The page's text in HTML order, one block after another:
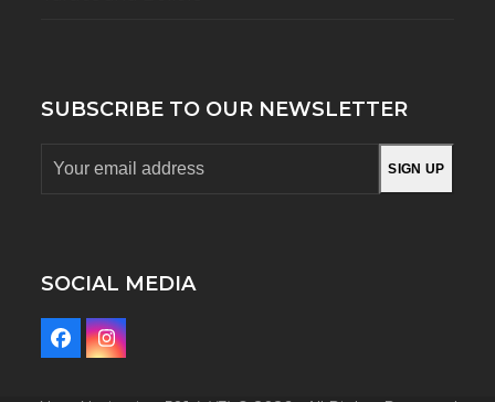
SUBSCRIBE TO OUR NEWSLETTER
SIGN UP
SOCIAL MEDIA
FacebookInstagram